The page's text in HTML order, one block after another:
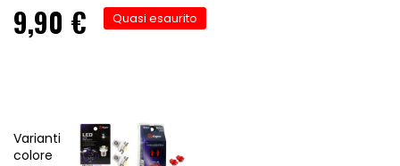
9,90 € Quasi esaurito
Varianti
colore